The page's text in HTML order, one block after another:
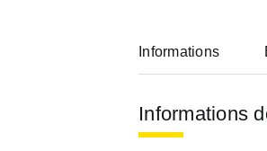
Informations
Informations